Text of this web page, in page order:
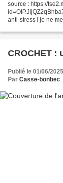
source : https://
anti-stress ! je ne
CROCHET :
Publié le 01/06/
Par Casse-bonbec